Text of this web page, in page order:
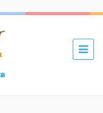
三郷 吉川
mpiパー